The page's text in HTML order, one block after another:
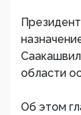
области
Об этом